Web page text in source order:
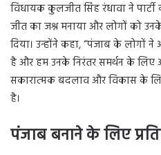
विधायक कुलजीत सिंह रंधावा ने
जीत का जश्न मनाया और लोगों को
दिया। उन्होंने कहा, “पंजाब के लोगों
है और हम उनके निरंतर समर्थन के लिए
सकारात्मक बदलाव और विकास के
है।
पंजाब बनाने के लिए